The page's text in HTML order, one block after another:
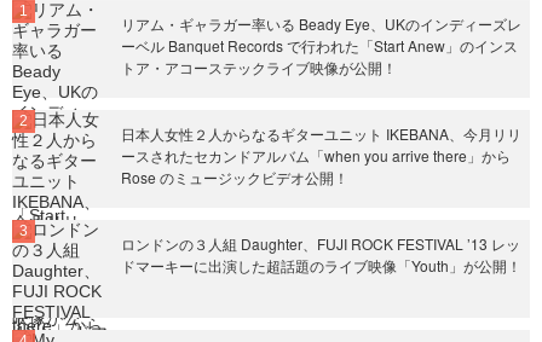
リアム・ギャラガー率いる Beady Eye、UKのインディーズレ
ーベル Banquet Records で行われた「Start Anew」のインス
トア・アコーステックライブ映像が公開！
日本人女性２人からなるギターユニット IKEBANA、今月リリ
ースされたセカンドアルバム「when you arrive there」から
Rose のミュージックビデオ公開！
ロンドンの３人組 Daughter、FUJI ROCK FESTIVAL ’13 レッ
ドマーキーに出演した超話題のライブ映像「Youth」が公開！